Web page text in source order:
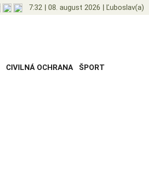
7:32 | 08. august 2026 | Ľuboslav(a)
CIVILNÁ OCHRANA ŠPORT